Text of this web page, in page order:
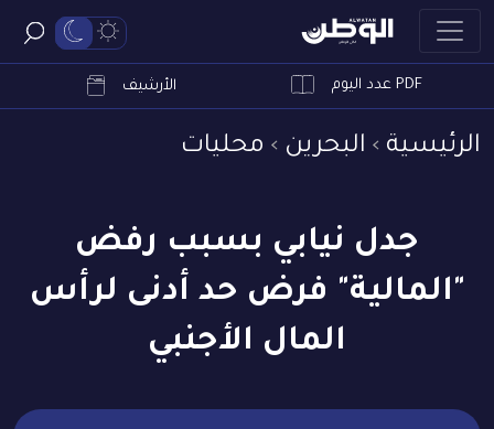
PDF عدد اليوم الأرشيف
الرئيسية البحرين محليات
جدل نيابي بسبب رفض
"المالية" فرض حد أدنى لرأس
المال الأجنبي